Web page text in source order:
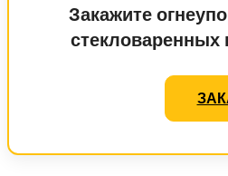
Закажите
стекловаренных